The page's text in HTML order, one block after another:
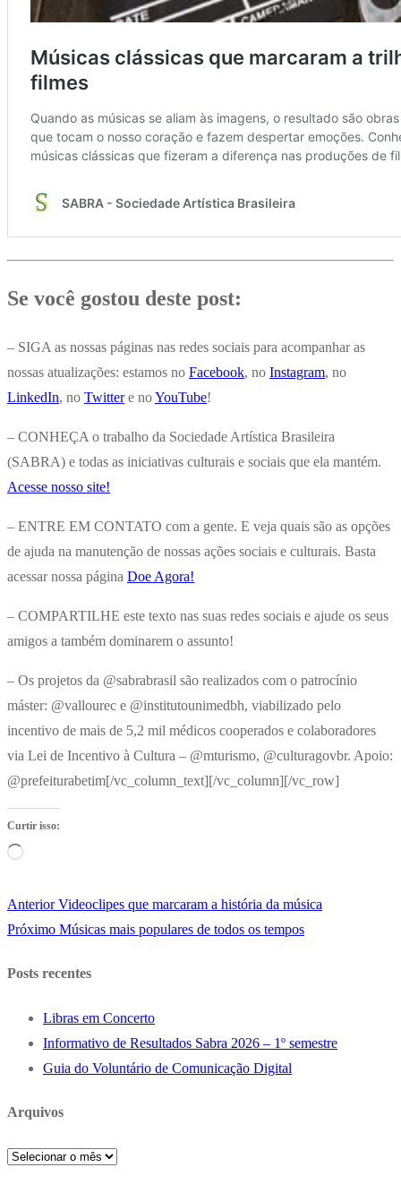
Se você gostou deste post:
– SIGA as nossas páginas nas redes sociais para acompanhar as
nossas atualizações: estamos no Facebook, no Instagram, no
LinkedIn, no Twittere noYouTube!
– CONHEÇA o trabalho da Sociedade Artística Brasileira
(SABRA) e todas as iniciativas culturais e sociais que ela mantém.
Acesse nosso site!
– ENTRE EM CONTATO com a gente. E veja quais são as opções
de ajuda na manutenção de nossas ações sociais e culturais. Basta
acessar nossa página Doe Agora!
– COMPARTILHE este texto nas suas redes sociais e ajude os seus
amigos a também dominarem o assunto!
– Os projetos da @sabrabrasil são realizados com o patrocínio
máster: @vallourec e @institutounimedbh, viabilizado pelo
incentivo de mais de 5,2 mil médicos cooperados e colaboradores
via Lei de Incentivo à Cultura – @mturismo, @culturagovbr. Apoio:
@prefeiturabetim[/vc_column_text][/vc_column][/vc_row]
Curtir isso:
Carregando...
Navegação
Post
Anterior Post
anterior:
Videoclipes que marcaram a história da música
Próximo Próximo
Músicas mais populares de todos os tempos
Posts recentes
Libras em Concerto
Informativo de Resultados Sabra 2026 – 1º semestre
Guia do Voluntário de Comunicação Digital
Arquivos
Arquivos